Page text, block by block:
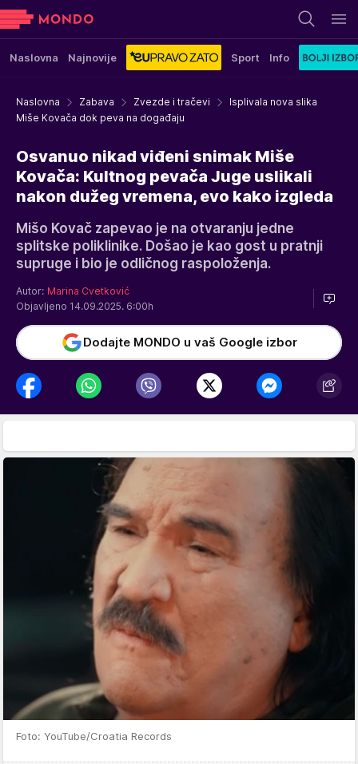
Naslovna Najnovije Sport Info
Naslovna Zabava Zvezde i tračevi
Isplivala nova slika
Miše Kovača dok peva na događaju
Osvanuo nikad viđeni snimak Miše
Kovača: Kultnog pevača Juge uslikali
nakon dužeg vremena, evo kako izgleda
Mišo Kovač zapevao je na otvaranju jedne
splitske poliklinike. Došao je kao gost u pratnji
supruge i bio je odličnog raspoloženja.
Autor: Marina Cvetković
Objavljeno 14.09.2025. 6:00h
Dodajte MONDO u vaš Google izbor
Foto: YouTube/Croatia Records